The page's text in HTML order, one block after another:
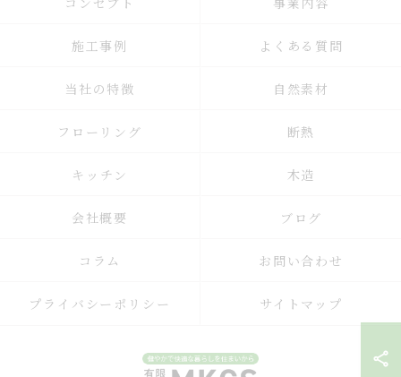
施工事例 よくある質問
当社の特徴 自然素材
フローリング 断熱
キッチン 木造
会社概要 ブログ
コラム お問い合わせ
プライバシーポリシー サイトマップ